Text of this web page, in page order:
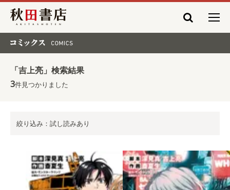
秋田書店
「吉上亮」検索結果
3件見つかりました
絞り込み：試し読みあり